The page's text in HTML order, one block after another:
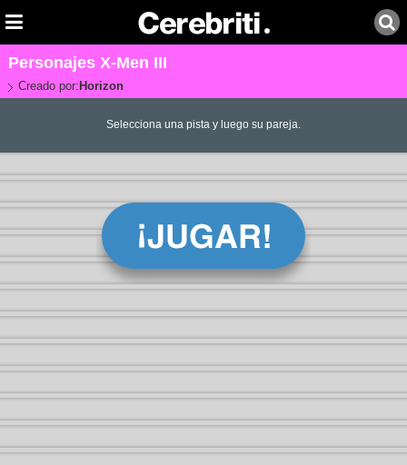
Personajes X-Men III
Creado por: Horizon
Selecciona una pista y luego su pareja.